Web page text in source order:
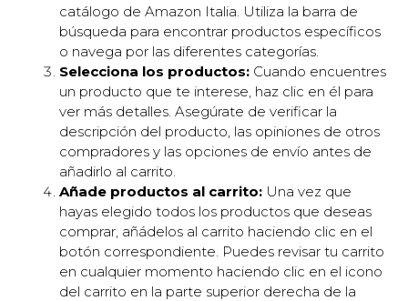
catálogo de Amazon Italia. Utiliza la barra de
búsqueda para encontrar productos específicos
o navega por las diferentes categorías.
Selecciona los productos: Cuando encuentres
un producto que te interese, haz clic en él para
ver más detalles. Asegúrate de verificar la
descripción del producto, las opiniones de otros
compradores y las opciones de envío antes de
añadirlo al carrito.
Añade productos al carrito: Una vez que
hayas elegido todos los productos que deseas
comprar, añádelos al carrito haciendo clic en el
botón correspondiente. Puedes revisar tu carrito
en cualquier momento haciendo clic en el icono
del carrito en la parte superior derecha de la